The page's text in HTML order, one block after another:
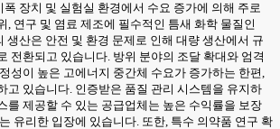
폭 장치 및 실험실 환경에서 수요 증가에 의해 주로
, 연구 및 염료 제조에 필수적인 틈새 화학 물질인
생산은 안전 및 환경 문제로 인해 대량 생산에서 규
전환되고 있습니다. 방위 분야의 조달 확대와 엄격
성이 높은 고에너지 중간체 수요가 증가하는 한편,
고 있습니다. 인증받은 품질 관리 시스템을 유지하
를 제공할 수 있는 공급업체는 높은 수익률을 보장
유리한 입장에 있습니다. 또한, 특수 의약품 연구 확